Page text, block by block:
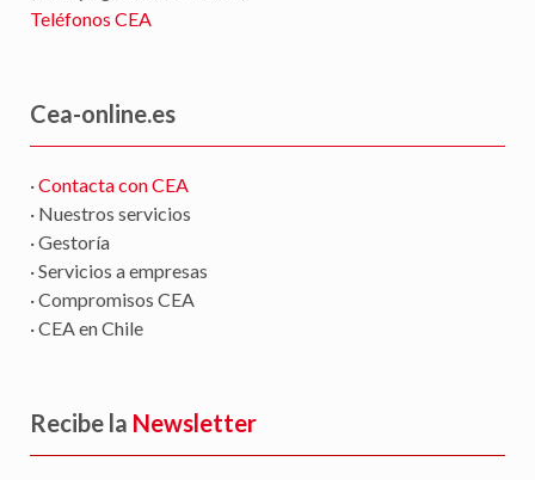
Teléfonos CEA
Cea-online.es
·Contacta con CEA
· Nuestros servicios
· Gestoría
· Servicios a empresas
· Compromisos CEA
· CEA en Chile
Recibe la Newsletter